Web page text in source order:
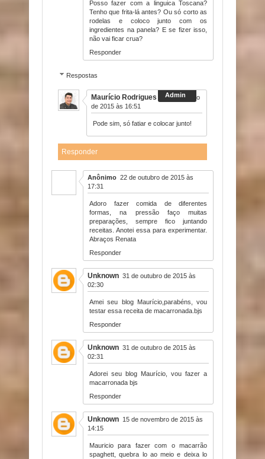
Posso fazer com a linguica Toscana?
Tenho que frita-lá antes? Ou só corto as
rodelas e coloco junto com os
ingredientes na panela? E se fizer isso,
não vai ficar crua?
Responder
Respostas
Maurício Rodrigues
21 de outubro
de 2015 às 16:51
Pode sim, só fatiar e colocar junto!
Responder
Anônimo 22 de outubro de 2015 às
17:31
Adoro fazer comida de diferentes
formas, na pressão faço muitas
preparações, sempre fico juntando
receitas. Anotei essa para experimentar.
Abraços Renata
Responder
Unknown 31 de outubro de 2015 às
02:30
Amei seu blog Maurício,parabéns, vou
testar essa receita de macarronada.bjs
Responder
Unknown 31 de outubro de 2015 às
02:31
Adorei seu blog Maurício, vou fazer a
macarronada bjs
Responder
Unknown 15 de novembro de 2015 às
14:15
Mauricio para fazer com o macarrão
spaghett, quebra lo ao meio e deixa lo